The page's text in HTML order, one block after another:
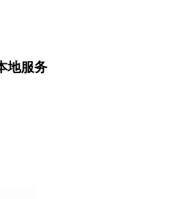
地服务